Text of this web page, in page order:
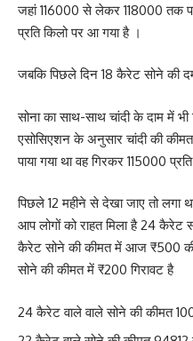
जहां 116000 से लेकर 118000 तक
प्रति किलो पर आ गया है ।
जबकि पिछले दिन 18 कैरेट सोने की
सोना का साथ-साथ चांदी के दाम में
एसोसिएशन के अनुसार चांदी की
पाया गया था वह गिरकर 115000
पिछले 12 महीने से देखा जाए तो लगा
आप लोगों को राहत मिला है 24 कैरेट
कैरेट सोने की कीमत में आज ₹500 की
सोने की कीमत में ₹200 गिरावट है
24 कैरेट वाले वाले सोने की कीमत